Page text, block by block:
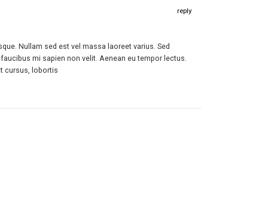
reply
Nullam sed est vel massa laoreet varius. Sed
mi sapien non velit. Aenean eu tempor lectus.
cursus, lobortis